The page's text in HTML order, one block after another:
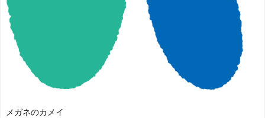
メガネのカメイ